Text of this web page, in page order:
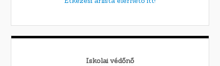
Iskolai védőnő